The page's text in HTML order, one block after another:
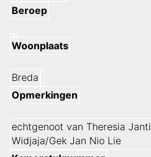
Beroep
Woonplaats
Breda
Opmerkingen
echtgenoot van Theresia Janti
Widjaja/Gek Jan Nio Lie